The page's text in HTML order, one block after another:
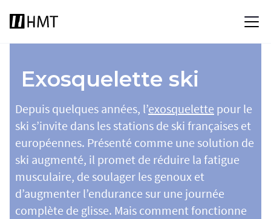
Exosquelette ski
Depuis quelques années, l’exosquelette pour le
ski s’invite dans les stations de ski françaises et
européennes. Présenté comme une solution de
ski augmenté, il promet de réduire la fatigue
musculaire, de soulager les genoux et
d’augmenter l’endurance sur une journée
complète de glisse. Mais comment fonctionne